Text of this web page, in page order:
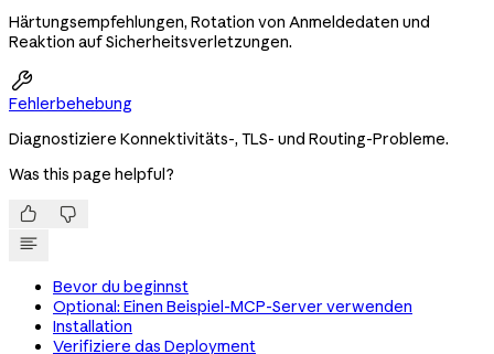
Härtungsempfehlungen, Rotation von Anmeldedaten und
Reaktion auf Sicherheitsverletzungen.

Fehlerbehebung
Diagnostiziere Konnektivitäts-, TLS- und Routing-Probleme.
Was this page helpful?
 
Bevor du beginnst
Optional: Einen Beispiel-MCP-Server verwenden
Installation
Verifiziere das Deployment